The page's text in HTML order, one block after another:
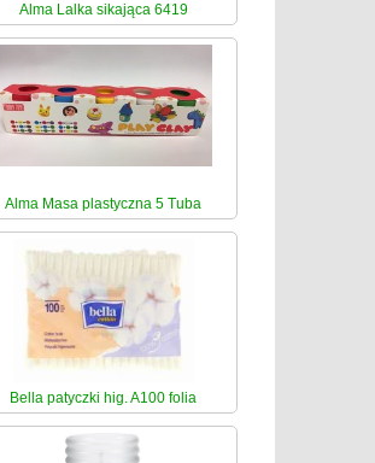
Alma Lalka sikająca 6419
Alma Masa plastyczna 5 Tuba
Bella patyczki hig. A100 folia